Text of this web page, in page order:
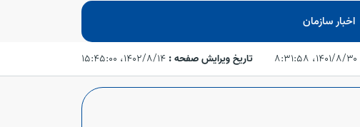
اخبار سازمان
۱۴۰۱/۸/۳۰،‏ ۸:۳۱:۵۸ تاریخ ویرایش صفحه : ۱۴۰۲/۸/۱۴،‏ ۱۵:۴۵:۰۰